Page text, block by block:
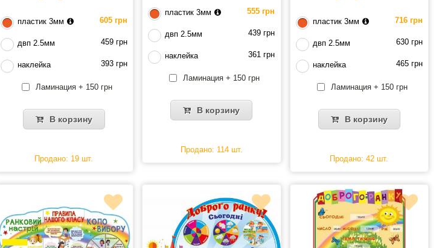
пластик 3мм 605 грн
двп 2.5мм 459 грн
наклейка 393 грн
Ламинация + 150 грн
В корзину
Продано: 19 шт.
пластик 3мм 555 грн
двп 2.5мм 439 грн
наклейка 361 грн
Ламинация + 150 грн
В корзину
Продано: 114 шт.
пластик 3мм 716 грн
двп 2.5мм 630 грн
наклейка 465 грн
Ламинация + 150 грн
В корзину
Продано: 42 шт.